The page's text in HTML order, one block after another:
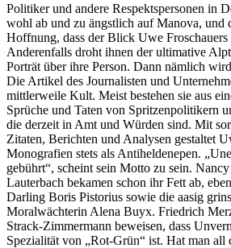
Politiker und andere Respektspersonen in
wohl ab und zu ängstlich auf Manova, und
Hoffnung, dass der Blick Uwe
Anderenfalls droht ihnen der ultimative
Porträt über ihre Person. Dann nämlich
Die Artikel des Journalisten und
mittlerweile Kult. Meist bestehen sie aus
Sprüche und Taten von Spritzenpolitikern
die derzeit in Amt und Würden sind. Mit
Zitaten, Berichten und Analysen gestaltet
Monografien stets als Antiheldenepen.
gebührt“, scheint sein Motto zu sein.
Lauterbach bekamen schon ihr Fett ab,
Darling Boris Pistorius sowie die aasig
Moralwächterin Alena Buyx. Friedrich
Strack-Zimmermann beweisen, dass
Spezialität von „Rot-Grün“ ist. Hat man all